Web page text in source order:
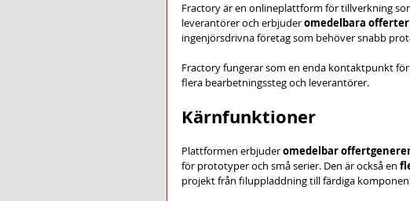
Fractory är en onlineplattform för tillverkning
leverantörer och erbjuder omedelbara offerter
ingenjörsdrivna företag som behöver snabb
Fractory fungerar som en enda kontaktpunkt
flera bearbetningssteg och leverantörer.
Kärnfunktioner
Plattformen erbjuder omedelbar
för prototyper och små serier. Den är också en
projekt från filuppladdning till färdiga